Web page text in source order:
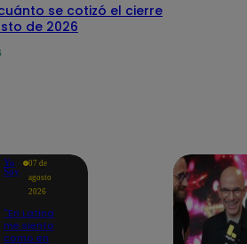
se cotizó el cierre
de 2026
Yo
Soy
07 de
agosto
2026
"En Latina
me siento
como en